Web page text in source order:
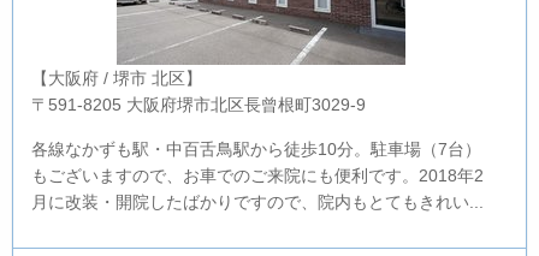
【大阪府 / 堺市 北区】
〒591-8205 大阪府堺市北区長曾根町3029-9
各線なかずも駅・中百舌鳥駅から徒歩10分。駐車場（7台）
もございますので、お車でのご来院にも便利です。2018年2
月に改装・開院したばかりですので、院内もとてもきれい...